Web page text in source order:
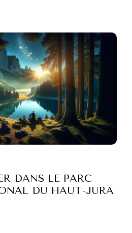
DANS LE PARC
DU HAUT-JURA